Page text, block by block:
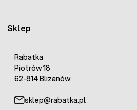
Sklep
Rabatka
Piotrów 18
62-814 Blizanów
sklep@rabatka.pl